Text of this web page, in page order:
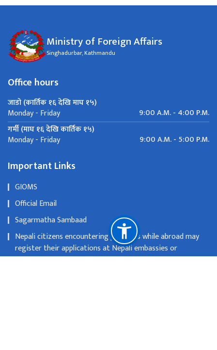
Ministry of Foreign Affairs
Singhadurbar, Kathmandu
Office hours
जाडो (कार्तिक १६ देखि माघ १५)
Monday - Friday
9:00 A.M. - 4:00 P.M.
गर्मी (माघ १६ देखि कार्तिक १५)
Monday - Friday 9:00 A.M. - 5:00 P.M.
Important Links
GIOMS
Official Email
Sagarmatha Sambaad
Nepali citizens encountering problems while abroad may
register their applications at Nepali embassies or
consulates